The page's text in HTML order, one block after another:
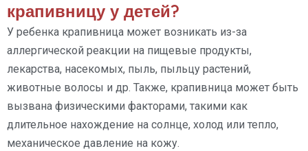
крапивницу у детей?
У ребенка крапивница может возникать из-за
аллергической реакции на пищевые продукты,
лекарства, насекомых, пыль, пыльцу растений,
животные волосы и др. Также, крапивница может быть
вызвана физическими факторами, такими как
длительное нахождение на солнце, холод или тепло,
механическое давление на кожу.